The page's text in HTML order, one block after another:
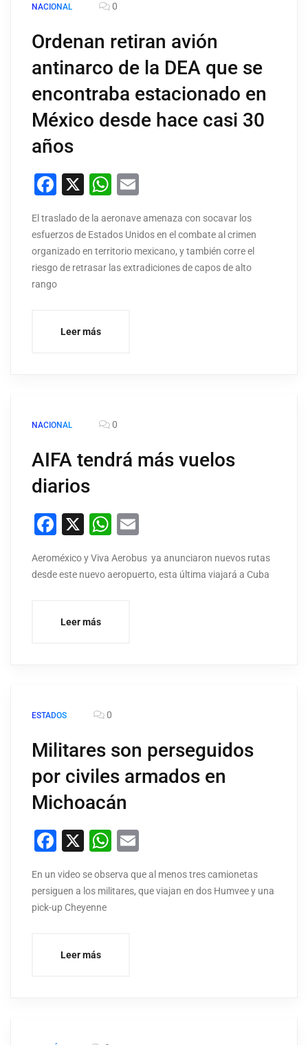
NACIONAL 0
Ordenan retiran avión
antinarco de la DEA que se
encontraba estacionado en
México desde hace casi 30
años
Facebook
X WhatsApp
El traslado de la aeronave amenaza con socavar los
esfuerzos de Estados Unidos en el combate al crimen
organizado en territorio mexicano, y también corre el
riesgo de retrasar las extradiciones de capos de alto
rango
Leer más
NACIONAL 0
AIFA tendrá más vuelos
diarios
Facebook
X WhatsApp
Aeroméxico y Viva Aerobus ya anunciaron nuevos rutas
desde este nuevo aeropuerto, esta última viajará a Cuba
Leer más
ESTADOS 0
Militares son perseguidos
por civiles armados en
Michoacán
Facebook
X WhatsApp
En un video se observa que al menos tres camionetas
persiguen a los militares, que viajan en dos Humvee y una
pick-up Cheyenne
Leer más